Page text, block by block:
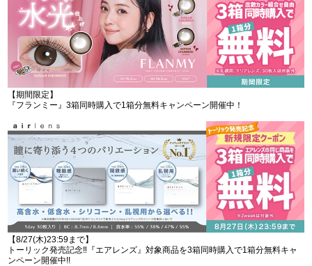
【期間限定】
『フランミー』3箱同時購入で1箱分無料キャンペーン開催中！
【8/27(木)23:59まで】
トーリック発売記念‼︎『エアレンズ』対象商品を3箱同時購入で1箱分無料キャ
ンペーン開催中!!